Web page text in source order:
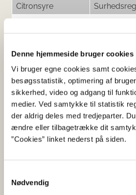
Denne hjemmeside bruger cookies
Vi bruger egne cookies samt
besøgsstatistik, optimering af
sikkerhed, video og adgang til
medier. Ved samtykke til statistik
der aldrig deles med tredjeparter.
ændre eller tilbagetrække dit
”Cookies” linket nederst på siden.
Nødvendig
Citronsyre
Natriumsaccharin
Sødestof
Xanthan gummi
Stabilisator
Her kan du finde
oplysninger om det
Informationerne er angivet af
anmeldt produktet.